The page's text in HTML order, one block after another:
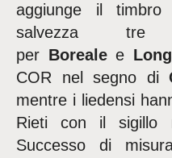
aggiunge il
salvezza tre
per Borealee
COR nel segno di
mentre i liedensi
Rieti con il sigillo
Successo di